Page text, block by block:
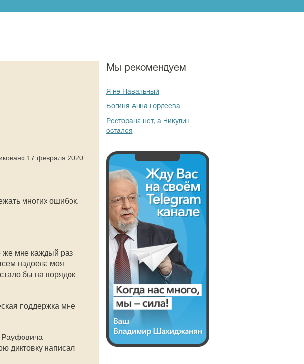
17 февраля 2020
многих ошибок.
же мне каждый раз
надоела моя
бы на порядок
поддержка мне
Рауфовича
диктовку написал
Мы рекомендуем
Я не Навальный
Богиня Анна Гордеева
Ресторана нет, а Никулин
остался